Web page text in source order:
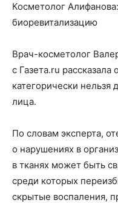
Косметолог
биоревитализацию
Врач-косметолог
с Газета.ru
категорически нельзя
лица.
По словам эксперта,
о нарушениях в
в тканях может быть
среди которых
скрытые воспаления,